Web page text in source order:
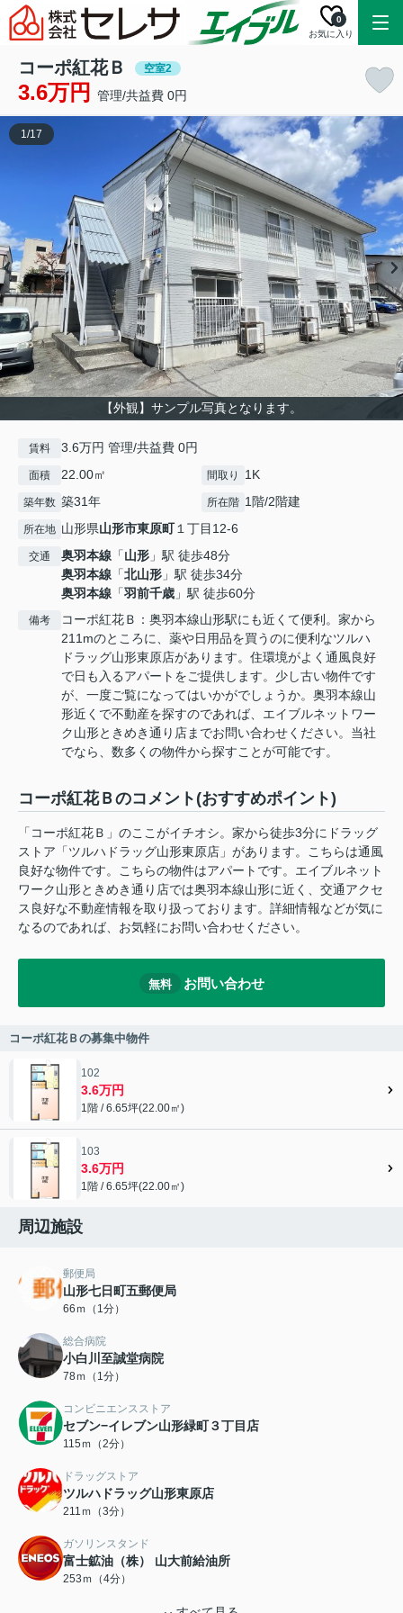
お気に入り
0
コーポ紅花Ｂ 空室2
3.6万円 管理/共益費 0円
【外観】サンプル写真となります。
1/17
賃料 3.6万円 管理/共益費 0円
面積 22.00㎡ 間取り 1K
築年数 築31年 所在階 1階/2階建
所在地 山形県山形市東原町１丁目12-6
交通 奥羽本線 「山形 」駅 徒歩48分
奥羽本線 「北山形 」駅 徒歩34分
奥羽本線 「羽前千歳 」駅 徒歩60分
備考
コーポ紅花Ｂ：奥羽本線山形駅にも近くて便利。家から
211mのところに、薬や日用品を買うのに便利なツルハ
ドラッグ山形東原店があります。住環境がよく通風良好
で日も入るアパートをご提供します。少し古い物件です
が、一度ご覧になってはいかがでしょうか。奥羽本線山
形近くで不動産を探すのであれば、エイブルネットワー
ク山形ときめき通り店までお問い合わせください。当社
でなら、数多くの物件から探すことが可能です。
コーポ紅花Ｂのコメント(おすすめポイント)
「コーポ紅花Ｂ」のここがイチオシ。家から徒歩3分にドラッグ
ストア「ツルハドラッグ山形東原店」があります。こちらは通風
良好な物件です。こちらの物件はアパートです。エイブルネット
ワーク山形ときめき通り店では奥羽本線山形に近く、交通アクセ
ス良好な不動産情報を取り扱っております。詳細情報などが気に
なるのであれば、お気軽にお問い合わせください。
無料 お問い合わせ
コーポ紅花Ｂの募集中物件
102
3.6万円
1階 / 6.65坪(22.00㎡)
103
3.6万円
1階 / 6.65坪(22.00㎡)
周辺施設
郵便局
山形七日町五郵便局
66ｍ（1分）
総合病院
小白川至誠堂病院
78ｍ（1分）
コンビニエンスストア
セブン−イレブン山形緑町３丁目店
115ｍ（2分）
ドラッグストア
ツルハドラッグ山形東原店
211ｍ（3分）
ガソリンスタンド
富士鉱油（株） 山大前給油所
253ｍ（4分）